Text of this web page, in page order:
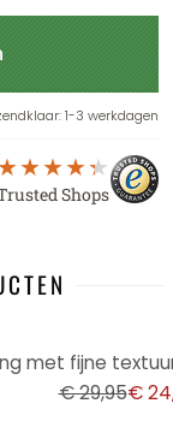
: 1-3 werkdagen
Shops
€ 29,95€